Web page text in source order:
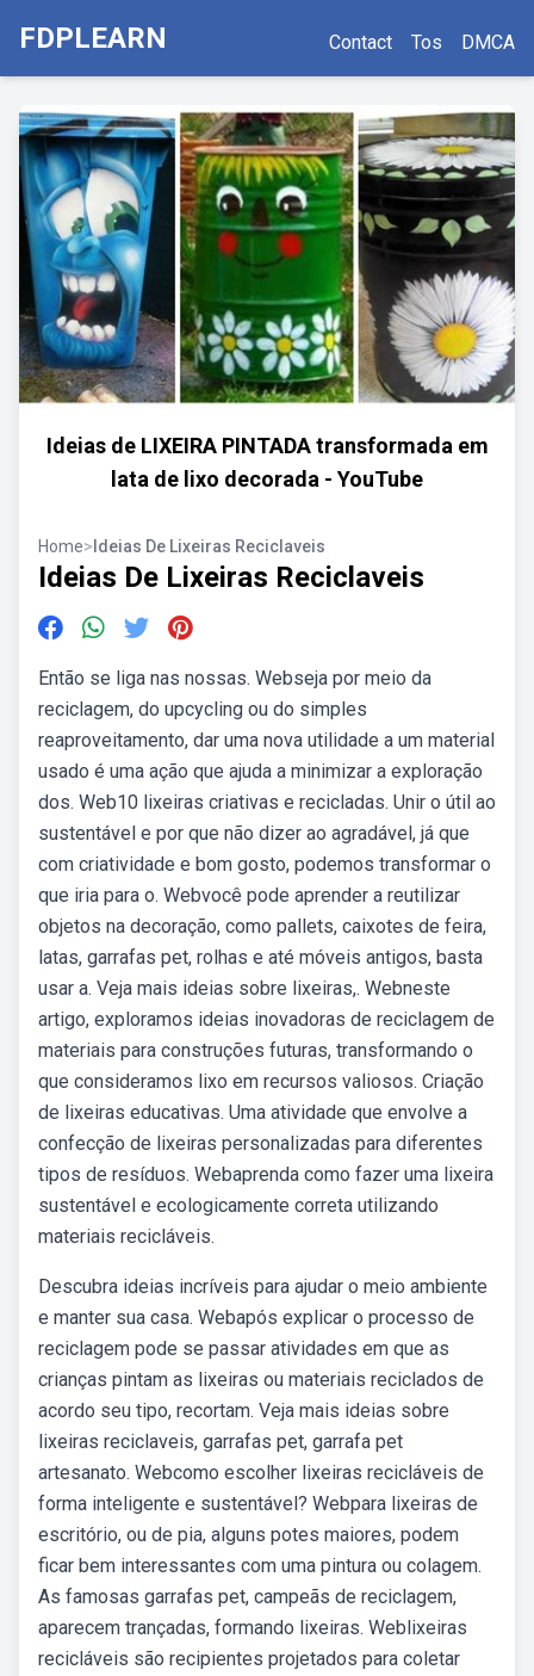
FDPLEARN Contact Tos DMCA
Ideias de LIXEIRA PINTADA transformada em
lata de lixo decorada - YouTube
Home> Ideias De Lixeiras Reciclaveis
Ideias De Lixeiras Reciclaveis
Então se liga nas nossas. Webseja por meio da
reciclagem, do upcycling ou do simples
reaproveitamento, dar uma nova utilidade a um material
usado é uma ação que ajuda a minimizar a exploração
dos. Web10 lixeiras criativas e recicladas. Unir o útil ao
sustentável e por que não dizer ao agradável, já que
com criatividade e bom gosto, podemos transformar o
que iria para o. Webvocê pode aprender a reutilizar
objetos na decoração, como pallets, caixotes de feira,
latas, garrafas pet, rolhas e até móveis antigos, basta
usar a. Veja mais ideias sobre lixeiras,. Webneste
artigo, exploramos ideias inovadoras de reciclagem de
materiais para construções futuras, transformando o
que consideramos lixo em recursos valiosos. Criação
de lixeiras educativas. Uma atividade que envolve a
confecção de lixeiras personalizadas para diferentes
tipos de resíduos. Webaprenda como fazer uma lixeira
sustentável e ecologicamente correta utilizando
materiais recicláveis.
Descubra ideias incríveis para ajudar o meio ambiente
e manter sua casa. Webapós explicar o processo de
reciclagem pode se passar atividades em que as
crianças pintam as lixeiras ou materiais reciclados de
acordo seu tipo, recortam. Veja mais ideias sobre
lixeiras reciclaveis, garrafas pet, garrafa pet
artesanato. Webcomo escolher lixeiras recicláveis de
forma inteligente e sustentável? Webpara lixeiras de
escritório, ou de pia, alguns potes maiores, podem
ficar bem interessantes com uma pintura ou colagem.
As famosas garrafas pet, campeãs de reciclagem,
aparecem trançadas, formando lixeiras. Weblixeiras
recicláveis são recipientes projetados para coletar